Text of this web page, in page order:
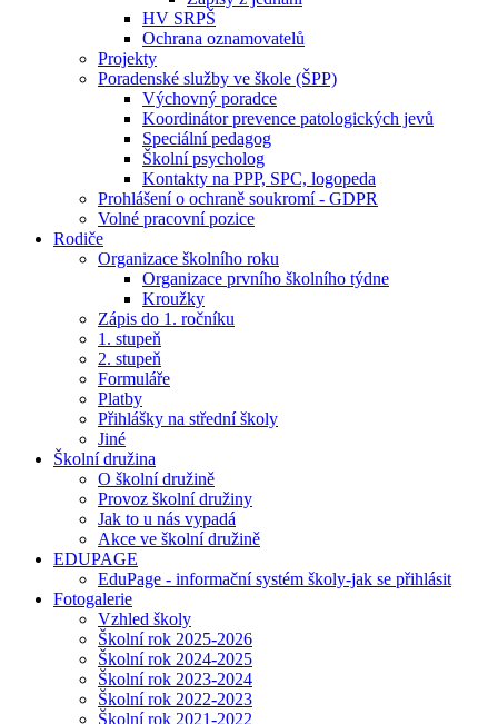
HV SRPŠ
Ochrana oznamovatelů
Projekty
Poradenské služby ve škole (ŠPP)
Výchovný poradce
Koordinátor prevence patologických jevů
Speciální pedagog
Školní psycholog
Kontakty na PPP, SPC, logopeda
Prohlášení o ochraně soukromí - GDPR
Volné pracovní pozice
Rodiče
Organizace školního roku
Organizace prvního školního týdne
Kroužky
Zápis do 1. ročníku
1. stupeň
2. stupeň
Formuláře
Platby
Přihlášky na střední školy
Jiné
Školní družina
O školní družině
Provoz školní družiny
Jak to u nás vypadá
Akce ve školní družině
EDUPAGE
EduPage - informační systém školy-jak se přihlásit
Fotogalerie
Vzhled školy
Školní rok 2025-2026
Školní rok 2024-2025
Školní rok 2023-2024
Školní rok 2022-2023
Školní rok 2021-2022